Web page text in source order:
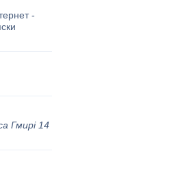
-
Гмирі 14